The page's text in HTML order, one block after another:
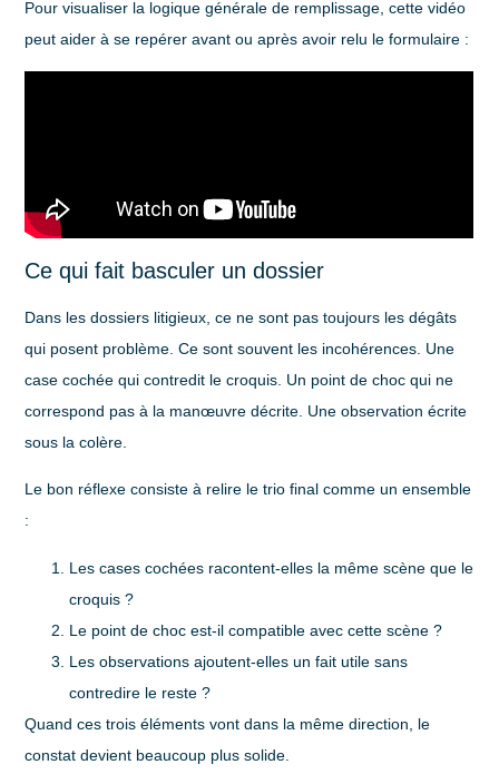
Pour visualiser la logique générale de remplissage, cette vidéo
peut aider à se repérer avant ou après avoir relu le formulaire :
Ce qui fait basculer un dossier
Dans les dossiers litigieux, ce ne sont pas toujours les dégâts
qui posent problème. Ce sont souvent les incohérences. Une
case cochée qui contredit le croquis. Un point de choc qui ne
correspond pas à la manœuvre décrite. Une observation écrite
sous la colère.
Le bon réflexe consiste à relire le trio final comme un ensemble
:
Les cases cochées racontent-elles la même scène que le
croquis ?
Le point de choc est-il compatible avec cette scène ?
Les observations ajoutent-elles un fait utile sans
contredire le reste ?
Quand ces trois éléments vont dans la même direction, le
constat devient beaucoup plus solide.